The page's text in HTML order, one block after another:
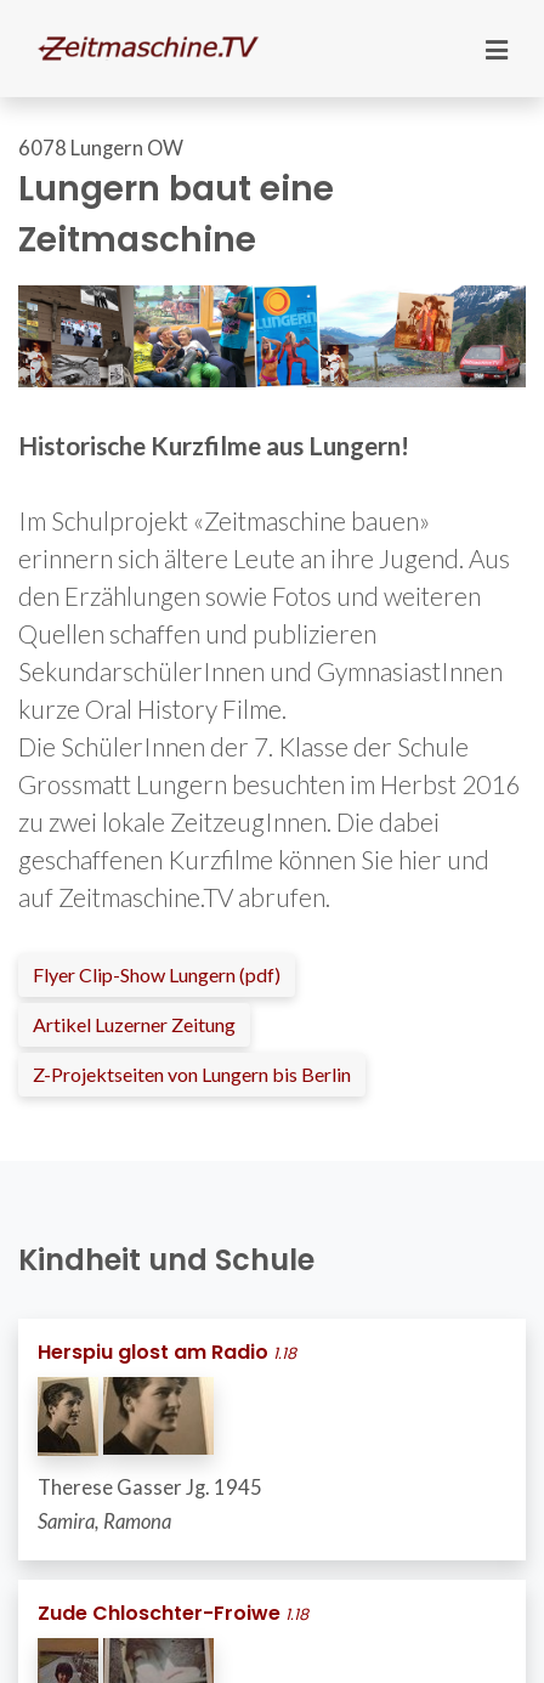
6078 Lungern OW
Lungern baut eine
Zeitmaschine
Historische Kurzfilme aus Lungern!
Im Schulprojekt «Zeitmaschine bauen»
erinnern sich ältere Leute an ihre Jugend. Aus
den Erzählungen sowie Fotos und weiteren
Quellen schaffen und publizieren
SekundarschülerInnen und GymnasiastInnen
kurze Oral History Filme.
Die SchülerInnen der 7. Klasse der Schule
Grossmatt Lungern besuchten im Herbst 2016
zu zwei lokale ZeitzeugInnen. Die dabei
geschaffenen Kurzfilme können Sie hier und
auf Zeitmaschine.TV abrufen.
Flyer Clip-Show Lungern (pdf)
Artikel Luzerner Zeitung
Z-Projektseiten von Lungern bis Berlin
Kindheit und Schule
Herspiu glost am Radio 1.18
Therese Gasser Jg. 1945
Samira, Ramona
Zude Chloschter-Froiwe 1.18